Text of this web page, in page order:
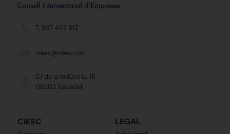
T. 937 457 812
ciesc@ciesc.cat
C/ de la Indústria, 16
08202 Sabadell
CIESC LEGAL